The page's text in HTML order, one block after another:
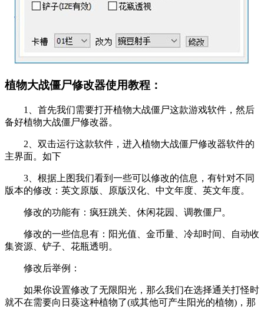
植物大战僵尸修改器使用教程：
1、首先我们需要打开植物大战僵尸这款游戏软件，然后
备好植物大战僵尸修改器。
2、双击运行这款软件，进入植物大战僵尸修改器软件的
主界面。如下
3、根据上图我们看到一些可以修改的信息，有针对不同
版本的修改：英文原版、原版汉化、中文年度、英文年度。
修改的功能有：疯狂跳关、休闲花园、调教僵尸。
修改的一些信息有：阳光值、金币量、冷却时间、自动收
集资源、铲子、花瓶透明。
修改后举例：
如果你设置修改了无限阳光，那么我们在选择通关打怪时
就不在需要向日葵这种植物了(或其他可产生阳光的植物)，那